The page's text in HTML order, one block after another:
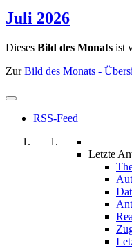
Juli 2026
Dieses Bild des Monats ist
ZurBild des Monats -
RSS-Feed
Letzte